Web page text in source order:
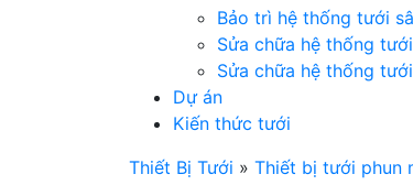
Bảo trì hệ thống tưới
Sửa chữa hệ thống
Sửa chữa hệ thống
Dự án
Kiến thức tưới
Thiết Bị Tưới » Thiết bị tưới phun